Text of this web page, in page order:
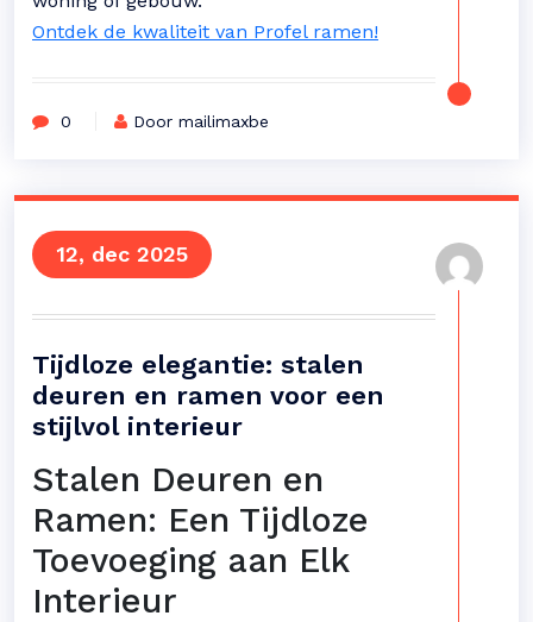
Ontdek de kwaliteit van Profel ramen!
0 Door mailimaxbe
12, dec 2025
Tijdloze elegantie: stalen
deuren en ramen voor een
stijlvol interieur
Stalen Deuren en
Ramen: Een Tijdloze
Toevoeging aan Elk
Interieur